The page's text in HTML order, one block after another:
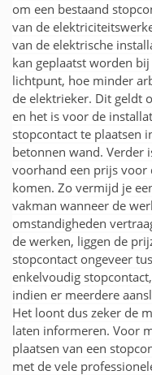
om een bestaand
van de
van de elektrische
kan geplaatst worden
lichtpunt, hoe minder
de elektrieker. Dit geldt
en het is voor de
stopcontact te plaatsen
betonnen wand. Verder
voorhand een prijs voor
komen. Zo vermijd je
vakman wanneer de
omstandigheden
de werken, liggen de
stopcontact ongeveer
enkelvoudig
indien er meerdere
Het loont dus zeker de
laten informeren. Voor
plaatsen van een
met de vele